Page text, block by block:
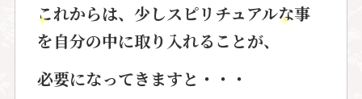
これからは、少しスピリチュアルな事
を自分の中に取り入れることが、
必要になってきますと・・・